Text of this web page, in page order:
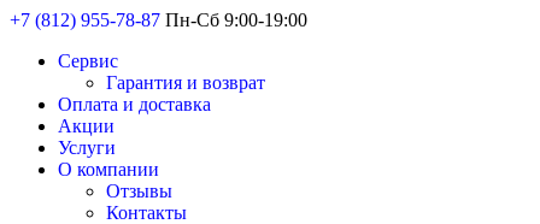
+7 (812) 955-78-87 Пн-Сб 9:00-19:00
Сервис
Гарантия и возврат
Оплата и доставка
Акции
Услуги
О компании
Отзывы
Контакты